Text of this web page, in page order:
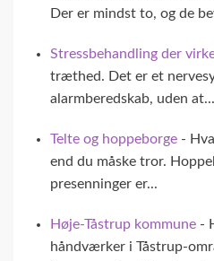
Der er mindst to, og de
Stressbehandling der
træthed. Det er et
alarmberedskab, uden at...
Telte og hoppeborge -
end du måske tror.
presenninger er...
Høje-Tåstrup kommune -
håndværker i Tåstrup-